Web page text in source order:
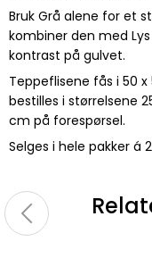
Bruk Grå alene for et
kombiner den med
kontrast på gulvet.
Teppeflisene fås i 50
bestilles i størrelsene
cm på forespørsel.
Selges i hele pakker á